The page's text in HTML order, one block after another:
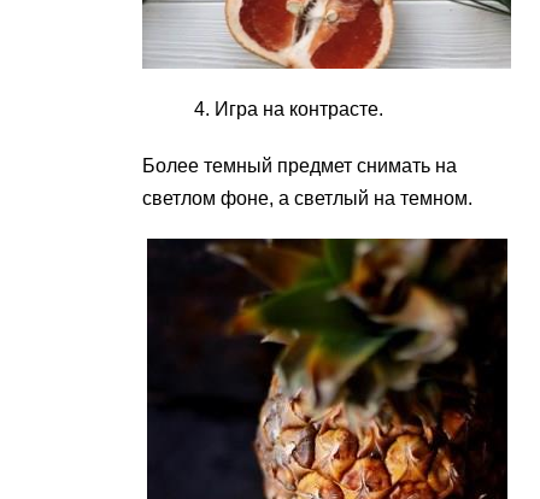
Игра на контрасте.
Более темный предмет снимать на
светлом фоне, а светлый на темном.